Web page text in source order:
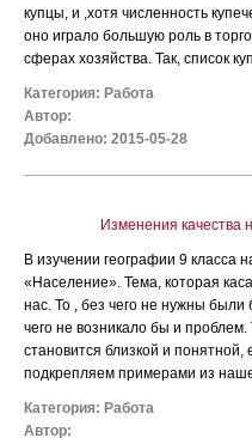
купцы, и ,хотя численность
оно играло большую роль в
сферах хозяйства. Так, список
Категория: Работа
Автор:
Добавлено: 2015-05-28
Изменения качества
В изучении географии 9 класса
«Население». Тема, которая
нас. То , без чего не нужны были
чего не возникало бы и
становится близкой и
подкрепляем примерами из
Категория: Работа
Автор: